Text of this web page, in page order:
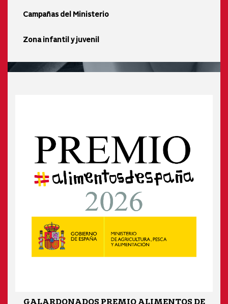
Campañas del Ministerio
Zona infantil y juvenil
GALARDONADOS PREMIO ALIMENTOS DE